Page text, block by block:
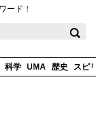
ード！
科学 UMA 歴史 スピ